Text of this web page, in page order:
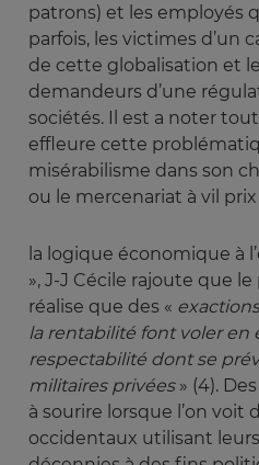
patrons) et les employés
parfois, les victimes d’un
de cette globalisation et
demandeurs d’une
sociétés. Il est a noter
effleure cette
misérabilisme dans son
ou le mercenariat à vil prix
la logique économique à
», J-J Cécile rajoute que
réalise que des «
la rentabilité font voler en
respectabilité dont se
militaires privées » (4).
à sourire lorsque l’on
occidentaux utilisant